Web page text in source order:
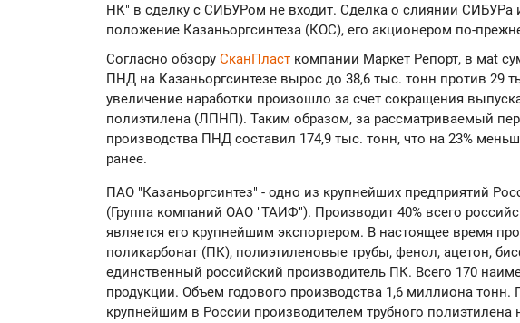
НК" в сделку с СИБУРом не входит. Сделка о слиянии
положение Казаньоргсинтеза (КОС), его акционером по-
Согласно обзору СканПласт компании Маркет Репорт, в маt
ПНД на Казаньоргсинтезе вырос до 38,6 тыс. тонн против 29
увеличение наработки произошло за счет сокращения
полиэтилена (ЛПНП). Таким образом, за рассматриваемый
производства ПНД составил 174,9 тыс. тонн, что на 23%
ранее.
ПАО "Казаньоргсинтез" - одно из крупнейших предприятий
(Группа компаний ОАО "ТАИФ"). Производит 40% всего
является его крупнейшим экспортером. В настоящее время
поликарбонат (ПК), полиэтиленовые трубы, фенол, ацетон,
единственный российский производитель ПК. Всего 170
продукции. Объем годового производства 1,6 миллиона тонн.
крупнейшим в России производителем трубного